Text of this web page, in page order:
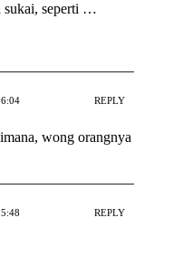
sukai, seperti …
REPLY
wong orangnya
REPLY